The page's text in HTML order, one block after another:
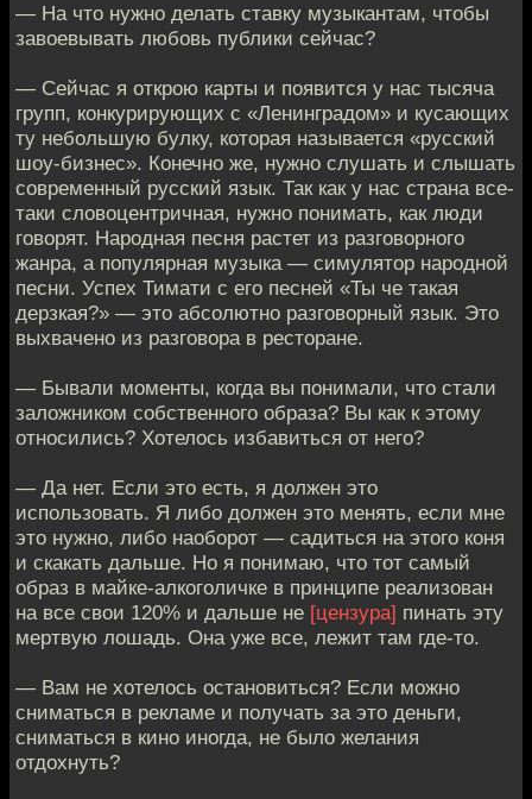
— На что нужно делать ставку музыкантам, чтобы
завоевывать любовь публики сейчас?
— Сейчас я открою карты и появится у нас тысяча
групп, конкурирующих с «Ленинградом» и кусающих
ту небольшую булку, которая называется «русский
шоу-бизнес». Конечно же, нужно слушать и слышать
современный русский язык. Так как у нас страна все-
таки словоцентричная, нужно понимать, как люди
говорят. Народная песня растет из разговорного
жанра, а популярная музыка — симулятор народной
песни. Успех Тимати с его песней «Ты че такая
дерзкая?» — это абсолютно разговорный язык. Это
выхвачено из разговора в ресторане.
— Бывали моменты, когда вы понимали, что стали
заложником собственного образа? Вы как к этому
относились? Хотелось избавиться от него?
— Да нет. Если это есть, я должен это
использовать. Я либо должен это менять, если мне
это нужно, либо наоборот — садиться на этого коня
и скакать дальше. Но я понимаю, что тот самый
образ в майке-алкоголичке в принципе реализован
на все свои 120% и дальше не [цензура] пинать эту
мертвую лошадь. Она уже все, лежит там где-то.
— Вам не хотелось остановиться? Если можно
сниматься в рекламе и получать за это деньги,
сниматься в кино иногда, не было желания
отдохнуть?